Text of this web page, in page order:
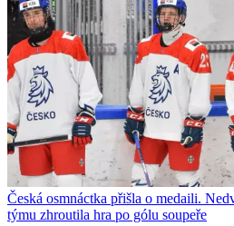
Česká osmnáctka přišla o medaili.
týmu zhroutila hra po gólu soupeře